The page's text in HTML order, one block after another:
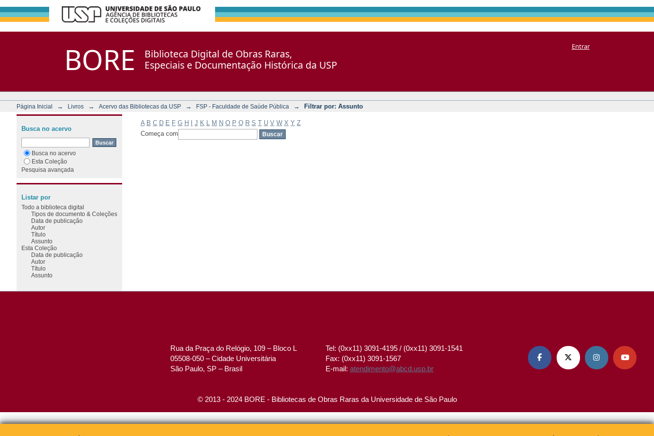
BORE
Biblioteca Digital de Obras Raras,
Especiais e Documentação Histórica da USP
Entrar
Página Inicial → Livros → Acervo das Bibliotecas da USP → FSP - Faculdade de Saúde Pública → Filtrar por: Assunto
A B C D E F G H J K M N O P Q R S T U V W X Y Z
Começa com
Busca no acervo
Busca no acervo
Esta Coleção
Pesquisa avançada
Listar por
Todo a biblioteca digital
Tipos de documento & Coleções
Data de publicação
Autor
Título
Assunto
Esta Coleção
Data de publicação
Autor
Título
Assunto
Rua da Praça do Relógio, 109 – Bloco L
05508-050 – Cidade Universitária
São Paulo, SP – Brasil
Tel: (0xx11) 3091-4195 / (0xx11) 3091-1541
Fax: (0xx11) 3091-1567
E-mail:atendimento@abcd.usp.br
   
© 2013 - 2024 BORE - Bibliotecas de Obras Raras da Universidade de São Paulo